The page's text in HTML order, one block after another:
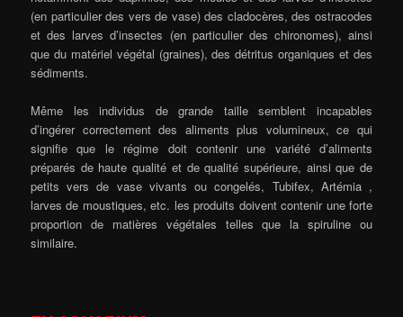
(en particulier des vers de vase) des cladocères, des ostracodes
et des larves d’insectes (en particulier des chironomes), ainsi
que du matériel végétal (graines), des détritus organiques et des
sédiments.
Même les individus de grande taille semblent incapables
d’ingérer correctement des aliments plus volumineux, ce qui
signifie que le régime doit contenir une variété d’aliments
préparés de haute qualité et de qualité supérieure, ainsi que de
petits vers de vase vivants ou congelés, Tubifex, Artémia ,
larves de moustiques, etc. les produits doivent contenir une forte
proportion de matières végétales telles que la spiruline ou
similaire.